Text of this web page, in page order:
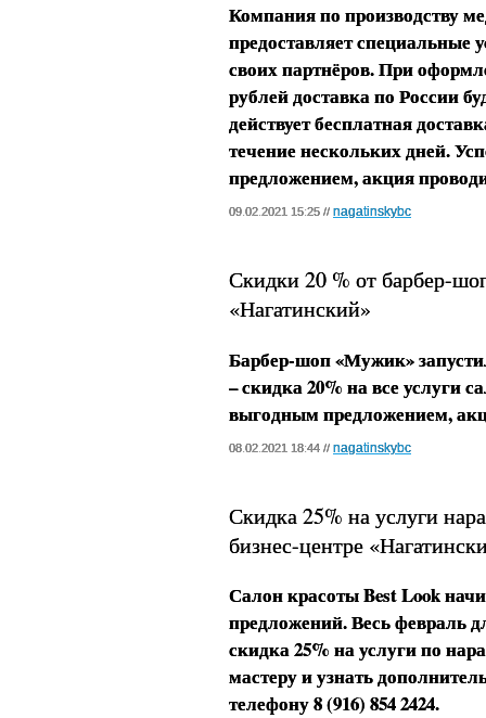
Компания по производству
предоставляет специальные
своих партнёров. При
рублей доставка по России
действует бесплатная
течение нескольких дней.
предложением, акция
09.02.2021 15:25 // nagatinskybc
Скидки 20 % от барбер-
«Нагатинский»
Барбер-шоп «Мужик»
– скидка 20% на все услуги
выгодным предложением,
08.02.2021 18:44 // nagatinskybc
Скидка 25% на услуги
бизнес-центре
Салон красоты Best Look
предложений. Весь февраль
скидка 25% на услуги по
мастеру и узнать
телефону 8 (916) 854 2424.